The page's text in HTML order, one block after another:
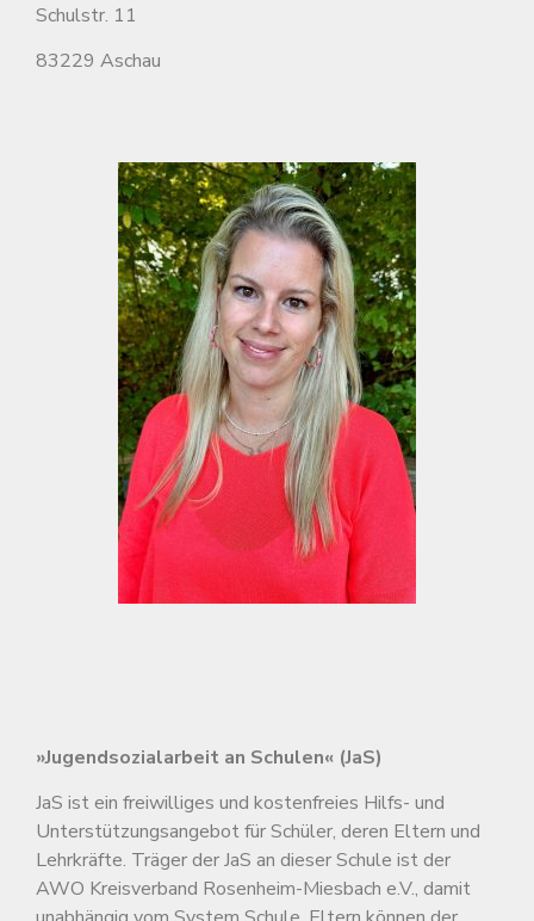
Schulstr. 11
83229 Aschau
»Jugendsozialarbeit an Schulen« (JaS)
JaS ist ein freiwilliges und kostenfreies Hilfs- und
Unterstützungsangebot für Schüler, deren Eltern und
Lehrkräfte. Träger der JaS an dieser Schule ist der
AWO Kreisverband Rosenheim-Miesbach e.V., damit